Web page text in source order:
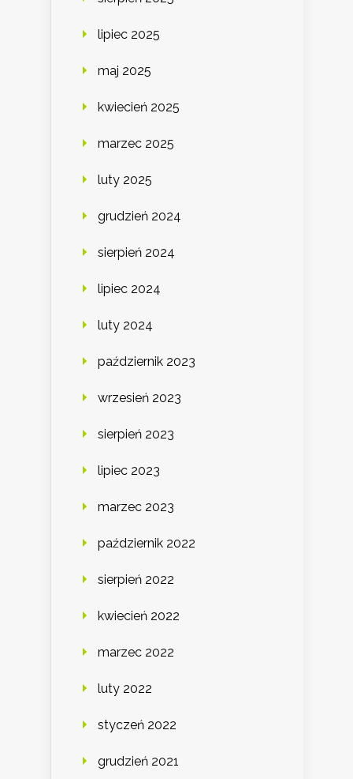
lipiec 2025
maj 2025
kwiecień 2025
marzec 2025
luty 2025
grudzień 2024
sierpień 2024
lipiec 2024
luty 2024
październik 2023
wrzesień 2023
sierpień 2023
lipiec 2023
marzec 2023
październik 2022
sierpień 2022
kwiecień 2022
marzec 2022
luty 2022
styczeń 2022
grudzień 2021